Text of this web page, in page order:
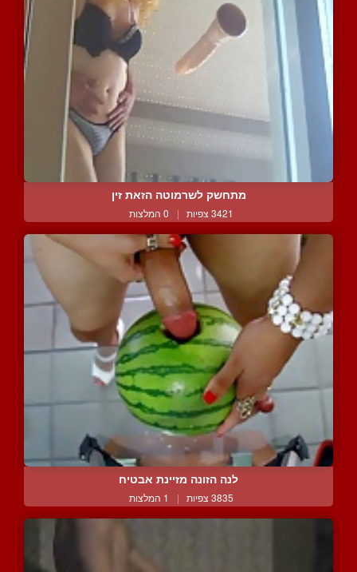
מתחשק לשרמוטה הזאת זין
3421 צפיות | 0 המלצות
לנה הזונה מזיינת אבטיח
3835 צפיות | 1 המלצות